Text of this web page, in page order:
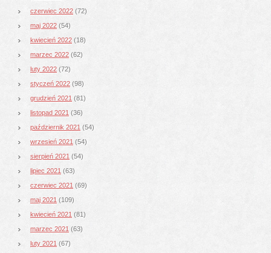
czerwiec 2022 (72)
maj 2022 (54)
kwiecień 2022 (18)
marzec 2022 (62)
luty 2022 (72)
styczeń 2022 (98)
grudzień 2021 (81)
listopad 2021 (36)
październik 2021 (54)
wrzesień 2021 (54)
sierpień 2021 (54)
lipiec 2021 (63)
czerwiec 2021 (69)
maj 2021 (109)
kwiecień 2021 (81)
marzec 2021 (63)
luty 2021 (67)